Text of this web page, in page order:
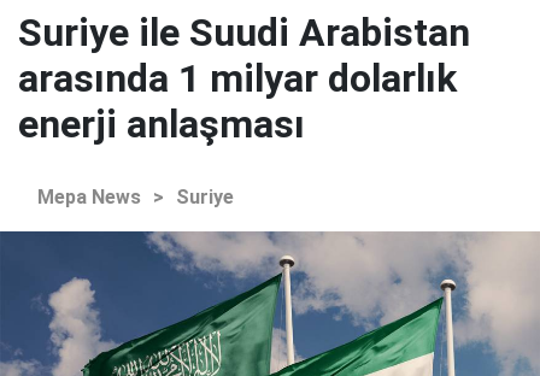
Suriye ile Suudi Arabistan
arasında 1 milyar dolarlık
enerji anlaşması
Mepa News > Suriye